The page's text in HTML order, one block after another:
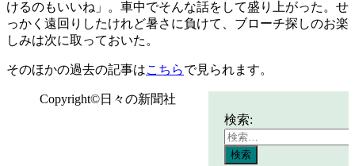
けるのもいいね」。車中でそんな話をして盛り上がった。せ
っかく遠回りしたけれど暑さに負けて、ブローチ探しのお楽
しみは次に取っておいた。
そのほかの過去の記事はこちらで見られます。
検索:
Copyright©日々の新聞社